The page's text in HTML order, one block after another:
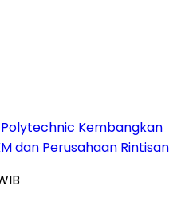
Kembangkan
dan Perusahaan Rintisan